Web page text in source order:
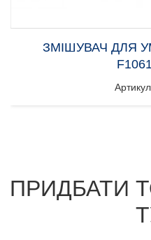
ЗМІШУВАЧ ДЛЯ
ПРИДБАТИ